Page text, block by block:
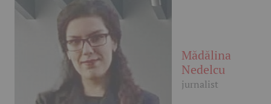
Mădălina
Nedelcu
jurnalist